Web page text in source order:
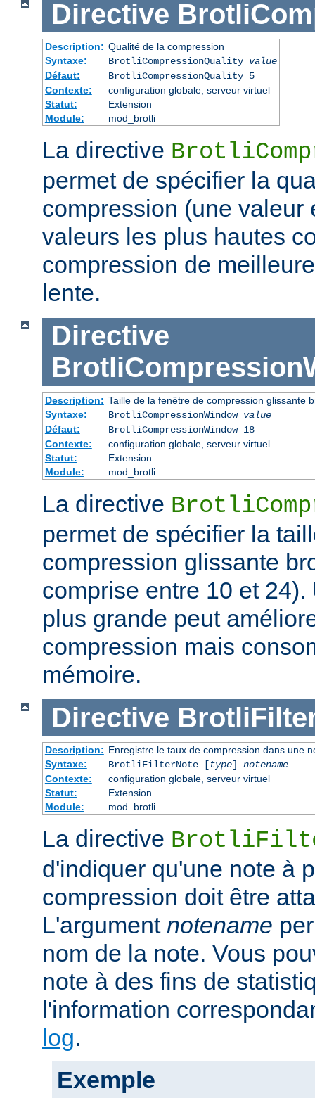
Directive
Description: Qualité de la compression
Syntaxe:
BrotliCompressionQuality value
Défaut:
BrotliCompressionQuality 5
Contexte:
configuration globale, serveur virtuel
Statut:
Extension
Module:
mod_brotli
La directive
permet de spécifier la
compression (une valeur
valeurs les plus hautes
compression de
lente.
Directive
Description: Taille de la fenêtre de compression glissante
Syntaxe:
BrotliCompressionWindow value
Défaut:
BrotliCompressionWindow 18
Contexte:
configuration globale, serveur virtuel
Statut:
Extension
Module:
mod_brotli
La directive
permet de spécifier la
compression glissante
comprise entre 10 et
plus grande peut
compression mais
mémoire.
Directive
Description: Enregistre le taux de compression dans une
Syntaxe:
BrotliFilterNote [type] notename
Contexte:
configuration globale, serveur virtuel
Statut:
Extension
Module:
mod_brotli
La directive
d'indiquer qu'une note à
compression doit être
L'argument notename
nom de la note. Vous
note à des fins de
l'information
log.
Exemple